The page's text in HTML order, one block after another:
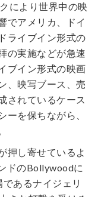
により世界中の映
でアメリカ、ドイ
ライブイン形式の
の実施などが急速
ブイン形式の映画
、映写ブース、売
されているケース
ーを保ちながら、
押し寄せているよ
ドのBollywoodに
あるナイジェリ